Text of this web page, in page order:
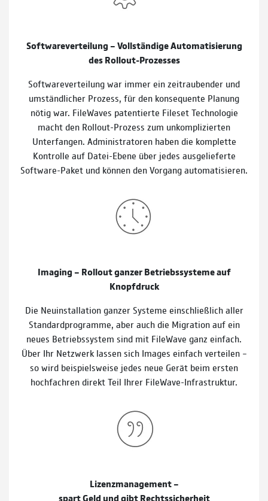
Softwareverteilung – Vollständige Automatisierung
des Rollout-Prozesses
Softwareverteilung war immer ein zeitraubender und
umständlicher Prozess, für den konsequente Planung
nötig war. FileWaves patentierte Fileset Technologie
macht den Rollout-Prozess zum unkomplizierten
Unterfangen. Administratoren haben die komplette
Kontrolle auf Datei-Ebene über jedes ausgelieferte
Software-Paket und können den Vorgang automatisieren.
Imaging – Rollout ganzer Betriebssysteme auf
Knopfdruck
Die Neuinstallation ganzer Systeme einschließlich aller
Standardprogramme, aber auch die Migration auf ein
neues Betriebssystem sind mit FileWave ganz einfach.
Über Ihr Netzwerk lassen sich Images einfach verteilen –
so wird beispielsweise jedes neue Gerät beim ersten
hochfachren direkt Teil Ihrer FileWave-Infrastruktur.
Lizenzmanagement –
spart Geld und gibt Rechtssicherheit